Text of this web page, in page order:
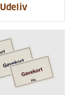
Udeliv